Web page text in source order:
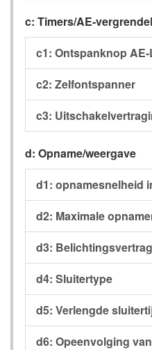
c: Timers/AE-
c1: Ontspanknop
c2: Zelfontspanner
c3:
d: Opname/weergave
d1: opnamesnelheid
d2: Maximale
d3:
d4: Sluitertype
d5: Verlengde
d6: Opeenvolging